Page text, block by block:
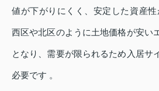
値が下がりにくく、安定した資産性
西区や北区のように土地価格が安い
となり、需要が限られるため入居サ
必要です 。